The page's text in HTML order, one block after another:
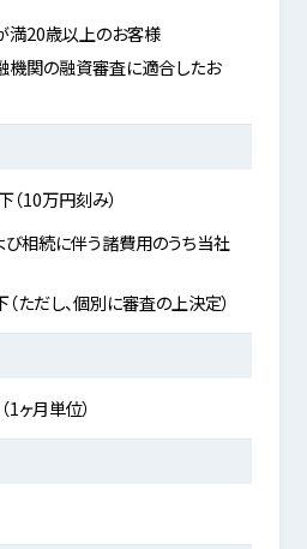
満20歳以上のお客様
機関の融資審査に適合したお
10万円刻み）
相続に伴う諸費用のうち当社
ただし、個別に審査の上決定）
ヶ月単位）